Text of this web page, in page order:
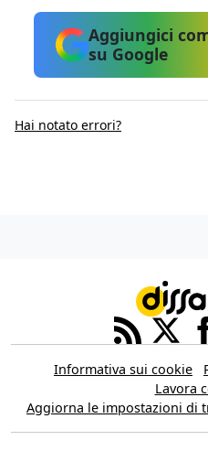
Aggiungici
su Google
Hai notato errori?
Informativa sui cookie
Lavora
Aggiorna le impostazioni di